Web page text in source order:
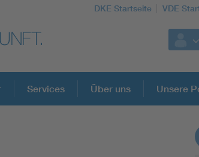
DKE Startseite VDE
im Kontext der
Services Über uns Unsere